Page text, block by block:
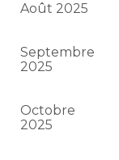
Août 2025
Septembre
2025
Octobre
2025